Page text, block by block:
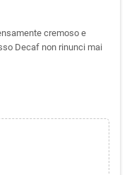
cremoso e
Decaf non rinunci mai